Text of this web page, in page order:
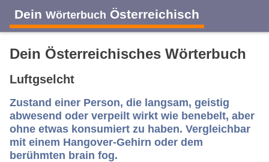
Dein Wörterbuch Österreichisch
A B C D E F G H
J K L M N O P
Dein Österreichisches Wörterbuch
Luftgselcht
Zustand einer Person, die langsam, geistig
abwesend oder verpeilt wirkt wie benebelt, aber
ohne etwas konsumiert zu haben. Vergleichbar
mit einem Hangover-Gehirn oder dem
berühmten brain fog.